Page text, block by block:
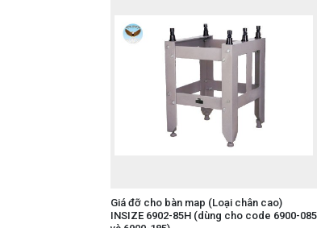
Giá đỡ cho bàn map (Loại chân cao)
INSIZE 6902-85H (dùng cho code 6900-085